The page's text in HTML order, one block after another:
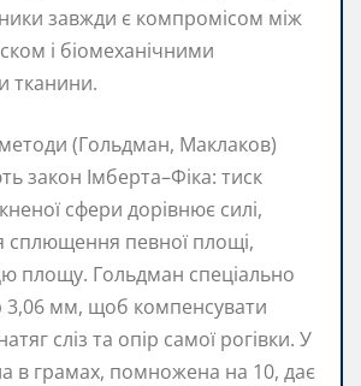
завжди є компромісом між
і біомеханічними
тканини.
(Гольдман, Маклаков)
закон Імберта–Фіка: тиск
сфери дорівнює силі,
сплющення певної площі,
площу. Гольдман спеціально
3,06 мм, щоб компенсувати
сліз та опір самої рогівки. У
в грамах, помножена на 10, дає